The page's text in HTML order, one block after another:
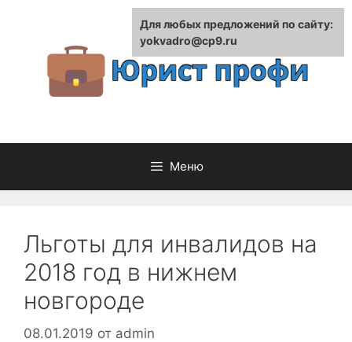
содержимому
Меню
Льготы для инвалидов на
2018 год в нижнем
новгороде
08.01.2019 от admin
Для любых предложений по сайту:
yokvadro@cp9.ru